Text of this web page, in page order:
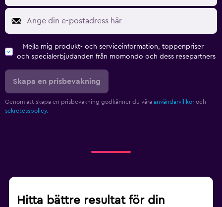
Arbetsyta
Skrivbord
Träningslokal
Mejla mig produkt- och serviceinformation, toppenpriser
och specialerbjudanden från momondo och dess resepartners
Skapa en prisbevakning
Genom att skapa en prisbevakning godkänner du våra användarvillkor och
sekretesspolicy.
Hitta bättre resultat för din